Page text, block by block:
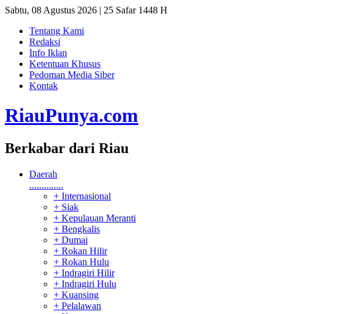
Sabtu, 08 Agustus 2026 | 25 Safar 1448 H
Tentang Kami
Redaksi
Info Iklan
Ketentuan Khusus
Pedoman Media Siber
Kontak
RiauPunya.com
Berkabar dari Riau
Daerah
..............
+ Internasional
+ Siak
+ Kepulauan Meranti
+ Bengkalis
+ Dumai
+ Rokan Hilir
+ Rokan Hulu
+ Indragiri Hilir
+ Indragiri Hulu
+ Kuansing
+ Pelalawan